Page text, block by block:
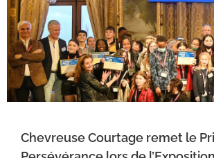
Chevreuse Courtage remet le